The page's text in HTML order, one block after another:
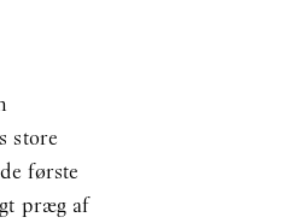
store
første
præg af